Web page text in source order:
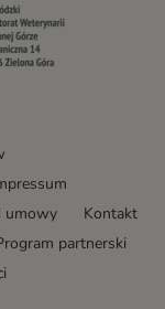
umowy
Kontakt
partnerski